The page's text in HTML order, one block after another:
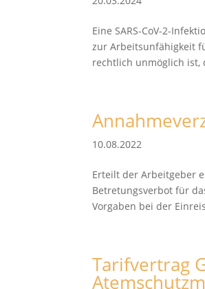
Eine SARS-CoV-2-
zur Arbeitsunfähigkeit
rechtlich unmöglich ist,
10.08.2022
Erteilt der Arbeitgeber
Betretungsverbot für
Vorgaben bei der
Tarifvertrag